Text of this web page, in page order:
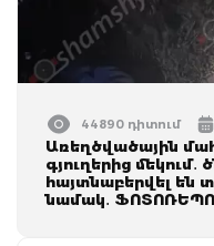
44890 դիտում
Առեղծվածային
գյուղերից
հայտնաբերվել են
նամակ․